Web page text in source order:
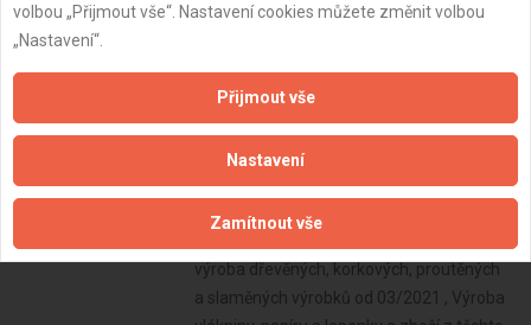
volbou „Přijmout vše“. Nastavení cookies můžete změnit volbou
„Nastavení“.
Přijmout vše
Nastavení
Zamítnout vše